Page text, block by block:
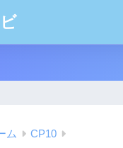
ム CP10